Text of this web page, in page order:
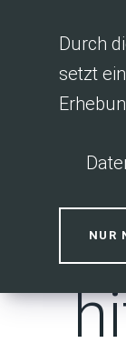
Durch
setzt
NUR